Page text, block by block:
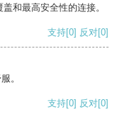
和最高安全性的连接。
支持[0] 反对[0]
。
支持[0] 反对[0]